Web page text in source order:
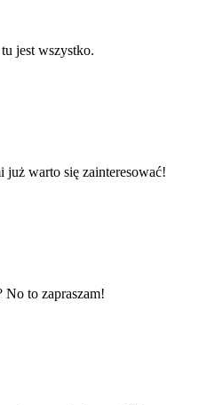
jest wszystko.
już warto się zainteresować!
to zapraszam!